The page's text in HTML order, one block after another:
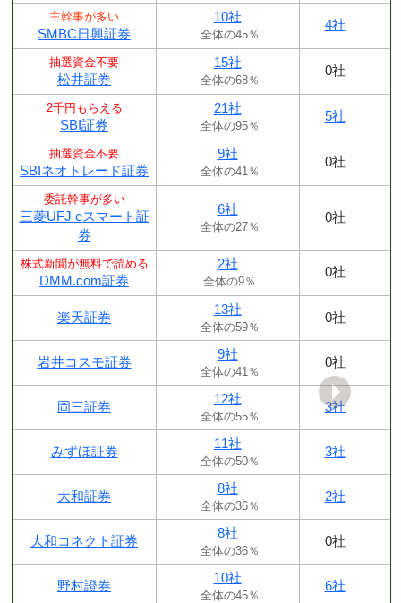
主幹事が多い
SMBC日興証券
10社
全体の45％
4社
抽選資金不要
松井証券
15社
全体の68％
0社
2千円もらえる
SBI証券
21社
全体の95％
5社
抽選資金不要
SBIネオトレード証券
9社
全体の41％
0社
委託幹事が多い
三菱UFJ eスマート証
券
6社
全体の27％
0社
株式新聞が無料で読める
DMM.com証券
2社
全体の9％
0社
楽天証券
13社
全体の59％
0社
岩井コスモ証券
9社
全体の41％
0社
岡三証券
12社
全体の55％
3社
みずほ証券
11社
全体の50％
3社
大和証券
8社
全体の36％
2社
大和コネクト証券
8社
全体の36％
0社
野村證券
10社
全体の45％
6社